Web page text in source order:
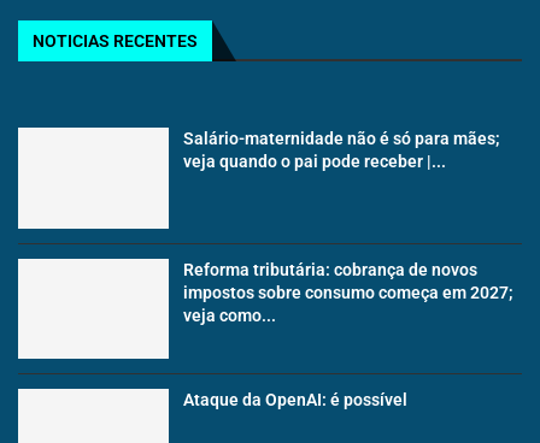
NOTICIAS RECENTES
Salário-maternidade não é só para mães;
veja quando o pai pode receber |...
Reforma tributária: cobrança de novos
impostos sobre consumo começa em 2027;
veja como...
Ataque da OpenAI: é possível